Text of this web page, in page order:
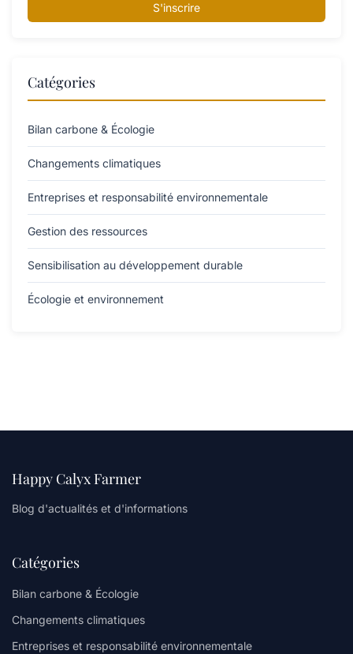
S'inscrire
Catégories
Bilan carbone & Écologie
Changements climatiques
Entreprises et responsabilité environnementale
Gestion des ressources
Sensibilisation au développement durable
Écologie et environnement
Happy Calyx Farmer
Blog d'actualités et d'informations
Catégories
Bilan carbone & Écologie
Changements climatiques
Entreprises et responsabilité environnementale